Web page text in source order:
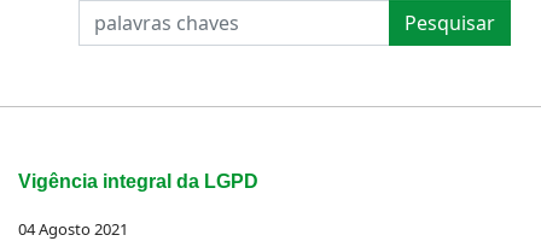
PESQUISAR Pesquisar
Vigência integral da LGPD
04 Agosto 2021